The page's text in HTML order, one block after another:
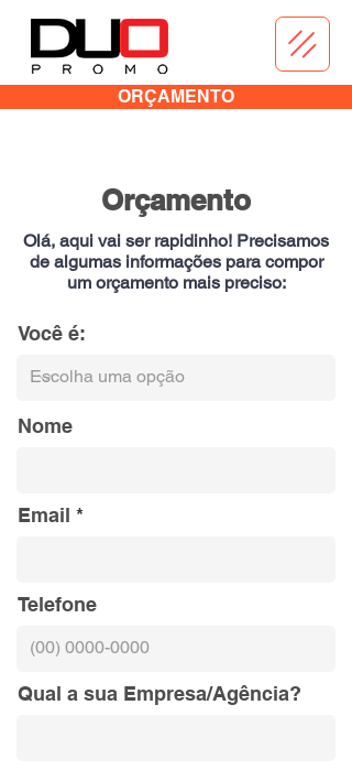
ORÇAMENTO
Orçamento
Olá, aqui vai ser rapidinho! Precisamos
de algumas informações para compor
um orçamento mais preciso:
Você é:
Nome
Email
Telefone
Qual a sua Empresa/Agência?